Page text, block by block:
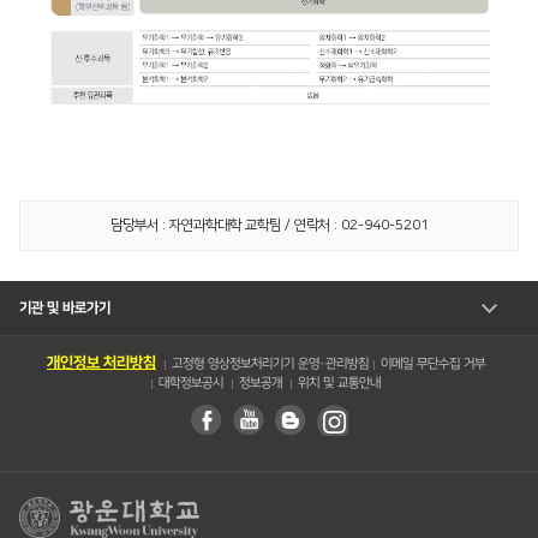
담당부서 : 자연과학대학 교학팀 / 연락처 : 02-940-5201
기관 및 바로가기
개인정보 처리방침 고정형 영상정보처리기기 운영・관리방침
이메일 무단수집 거부
대학정보공시
정보공개 위치 및 교통안내